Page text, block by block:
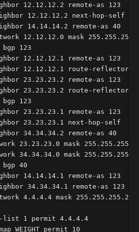
12.12.12.2 remote-as 123
12.12.12.2 next-hop-self
14.14.14.2 remote-as 40
12.12.12.0 mask
123
12.12.12.1 remote-as 123
12.12.12.1 route-reflector-
23.23.23.2 remote-as 123
23.23.23.2 route-reflector-
123
23.23.23.1 remote-as 123
23.23.23.1 next-hop-self
34.34.34.2 remote-as 40
23.23.23.0 mask 255.255.255.0
34.34.34.0 mask 255.255.255.
40
14.14.14.1 remote-as 123
34.34.34.1 remote-as 123
4.4.4.4 mask 255.255.255.255
list 1 permit 4.4.4.4
WEIGHT permit 10